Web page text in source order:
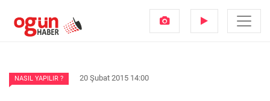
NASIL YAPILIR ? 20 Şubat 2015 14:00